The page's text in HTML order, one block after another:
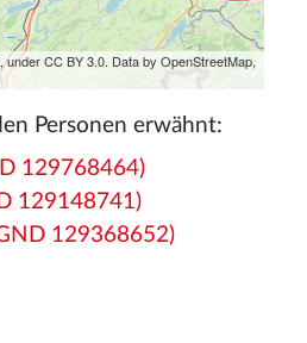
CC BY 3.0. Data by OpenStreetMap,
Personen erwähnt:
129768464)
129148741)
129368652)